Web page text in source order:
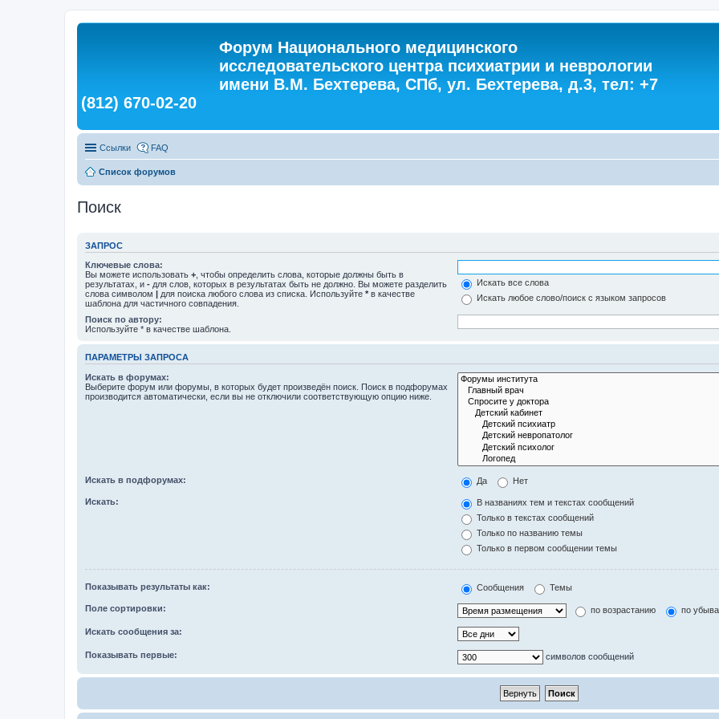
Форум Национального медицинского
исследовательского центра психиатрии и неврологии
имени В.М. Бехтерева, СПб, ул. Бехтерева, д.3, тел: +7
(812) 670-02-20
Ссылки FAQ
Список форумов
Поиск
ЗАПРОС
Ключевые слова:
Вы можете использовать + , чтобы определить слова, которые должны быть в
результатах, и - для слов, которых в результатах быть не должно. Вы можете разделить
слова символом | для поиска любого слова из списка. Используйте * в качестве
шаблона для частичного совпадения.
Искать все слова
Искать любое слово/поиск с языком запросов
Поиск по автору:
Используйте * в качестве шаблона.
ПАРАМЕТРЫ ЗАПРОСА
Искать в форумах:
Выберите форум или форумы, в которых будет произведён поиск. Поиск в подфорумах
производится автоматически, если вы не отключили соответствующую опцию ниже.
Искать в подфорумах: Да Нет
Искать:
В названиях тем и текстах сообщений
Только в текстах сообщений
Только по названию темы
Только в первом сообщении темы
Показывать результаты как: Сообщения Темы
Поле сортировки: по возрастанию по
Искать сообщения за:
Показывать первые: символов сообщений